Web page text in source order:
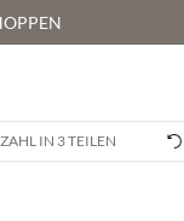
IN 3 TEILEN